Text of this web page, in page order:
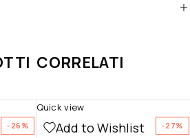
CORRELATI
-26% -27%
Add to Wishlist
Quick view